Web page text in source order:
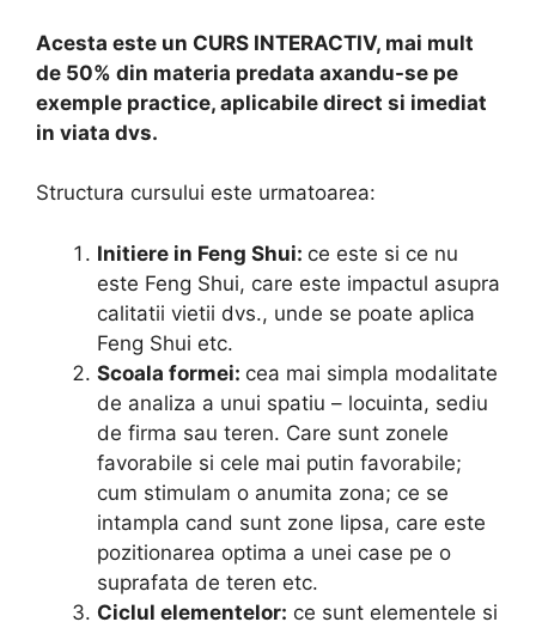
Acesta este un CURS INTERACTIV, mai mult
de 50% din materia predata axandu-se pe
exemple practice, aplicabile direct si imediat
in viata dvs.
Structura cursului este urmatoarea:
Initiere in Feng Shui: ce este si ce nu
este Feng Shui, care este impactul asupra
calitatii vietii dvs., unde se poate aplica
Feng Shui etc.
Scoala formei: cea mai simpla modalitate
de analiza a unui spatiu – locuinta, sediu
de firma sau teren. Care sunt zonele
favorabile si cele mai putin favorabile;
cum stimulam o anumita zona; ce se
intampla cand sunt zone lipsa, care este
pozitionarea optima a unei case pe o
suprafata de teren etc.
Ciclul elementelor: ce sunt elementele si